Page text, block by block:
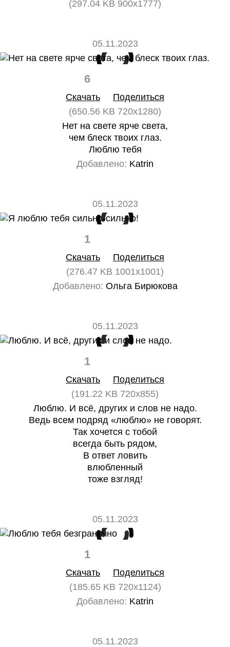
(297.04 KB 900x1777)
05.11.2023
6
Скачать
Поделиться
(650.56 KB 720x1280)
Нет на свете ярче света,
чем блеск твоих глаз.
Люблю тебя
Добавлено: Katrin
05.11.2023
1
Скачать
Поделиться
(276.47 KB 1001x1001)
Добавлено: Ольга Бирюкова
05.11.2023
1
Скачать
Поделиться
(191.22 KB 720x855)
Люблю. И всё, других и слов не надо.
Ведь всем подряд «люблю» не говорят.
Так хочется с тобой
всегда быть рядом,
В ответ ловить
влюбленный
тоже взгляд!
05.11.2023
1
Скачать
Поделиться
(185.65 KB 720x1124)
Добавлено: Katrin
05.11.2023